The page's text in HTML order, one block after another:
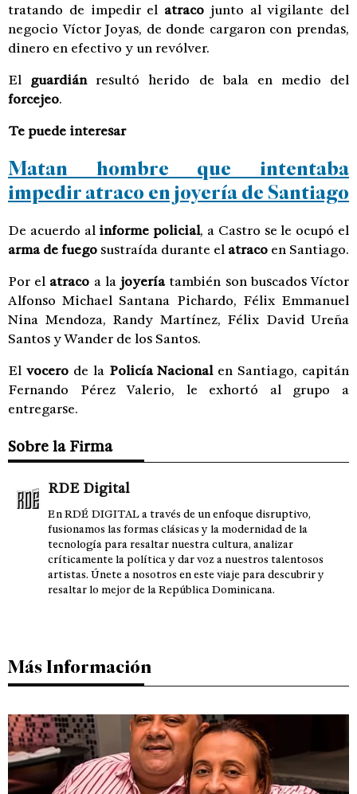
tratando de impedir el atraco junto al vigilante del
negocio Víctor Joyas, de donde cargaron con prendas,
dinero en efectivo y un revólver.
El guardiánresultó herido de bala en medio del
forcejeo.
Te puede interesar
Matan hombre que intentaba
impedir atraco en joyería de Santiago
De acuerdo al informe policial, a Castro se le ocupó el
arma de fuego sustraída durante el atraco en Santiago.
Por el atraco a la joyeríatambién son buscados Víctor
Alfonso Michael Santana Pichardo, Félix Emmanuel
Nina Mendoza, Randy Martínez, Félix David Ureña
Santos y Wander de los Santos.
El vocerode la Policía Nacionalen Santiago, capitán
Fernando Pérez Valerio, le exhortó al grupo a
entregarse.
Sobre la Firma
RDE Digital
En RDÉ DIGITAL a través de un enfoque disruptivo,
fusionamos las formas clásicas y la modernidad de la
tecnología para resaltar nuestra cultura, analizar
críticamente la política y dar voz a nuestros talentosos
artistas. Únete a nosotros en este viaje para descubrir y
resaltar lo mejor de la República Dominicana.
Más Información